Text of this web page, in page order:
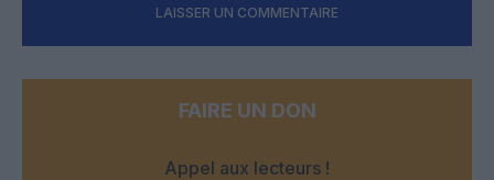
LAISSER UN COMMENTAIRE
FAIRE UN DON
Appel aux lecteurs !